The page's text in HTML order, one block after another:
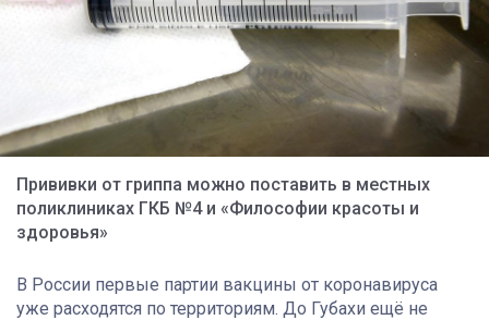
Прививки от гриппа можно поставить в местных
поликлиниках ГКБ №4 и «Философии красоты и
здоровья»
В России первые партии вакцины от коронавируса
уже расходятся по территориям. До Губахи ещё не